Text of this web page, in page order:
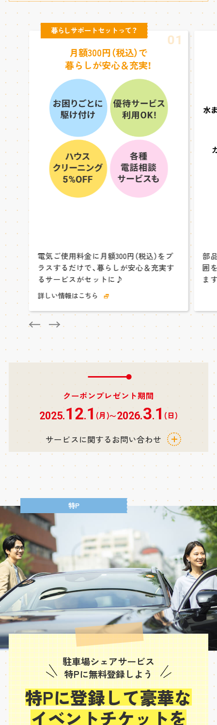
暮らしサポートセットって？
01
月額300円（税込）で
暮らしが安心＆充実！
電気ご使用料金に月額300円（税込）をプ
ラスするだけで、暮らしが安心＆充実す
るサービスがセットに♪
詳しい情報はこちら
部
囲
ま
クーポンプレゼント期間
2025.12.1 (月)〜2026.3.1 (日)
サービスに関するお問い合わせ
特P
駐車場シェアサービス
特Pに無料登録しよう
特Pに登録して豪華な
イベントチケットを